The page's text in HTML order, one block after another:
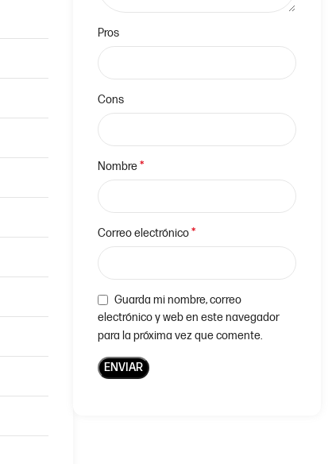
Pros
Cons
Nombre*
Correo electrónico*
Guarda mi nombre, correo
electrónico y web en este navegador
para la próxima vez que comente.